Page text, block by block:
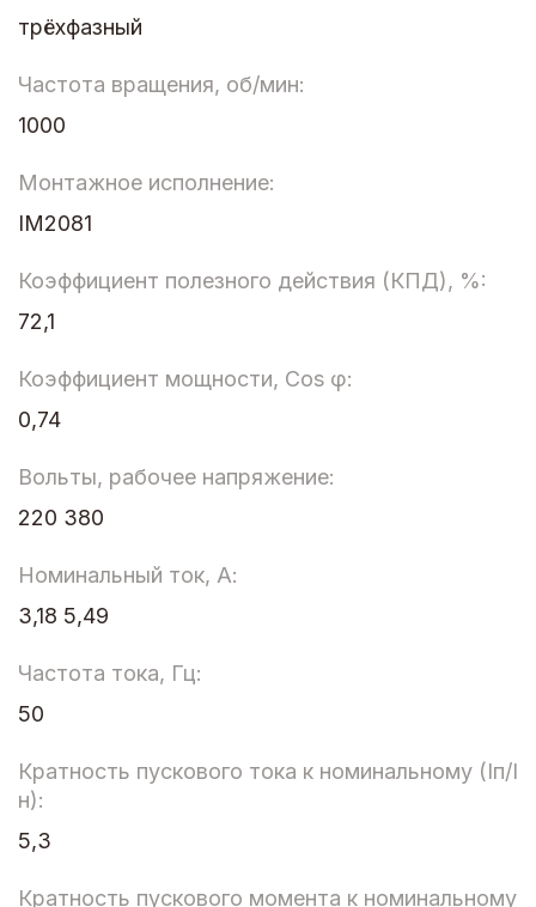
трёхфазный
Частота вращения, об/мин:
1000
Монтажное исполнение:
IM2081
Коэффициент полезного действия (КПД), %:
72,1
Коэффициент мощности, Cos φ:
0,74
Вольты, рабочее напряжение:
220 380
Номинальный ток, А:
3,18 5,49
Частота тока, Гц:
50
Кратность пускового тока к номинальному (Iп/I
н):
5,3
Кратность пускового момента к номинальному